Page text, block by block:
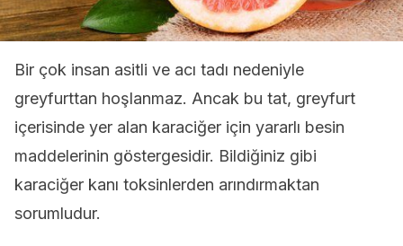
Bir çok insan asitli ve acı tadı nedeniyle
greyfurttan hoşlanmaz. Ancak bu tat, greyfurt
içerisinde yer alan karaciğer için yararlı besin
maddelerinin göstergesidir. Bildiğiniz gibi
karaciğer kanı toksinlerden arındırmaktan
sorumludur.